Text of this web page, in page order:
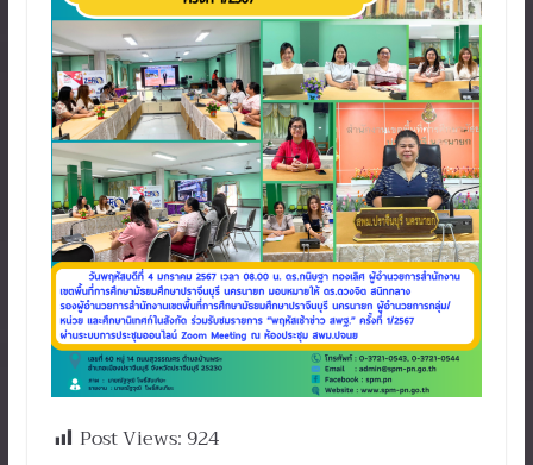
Post Views:924